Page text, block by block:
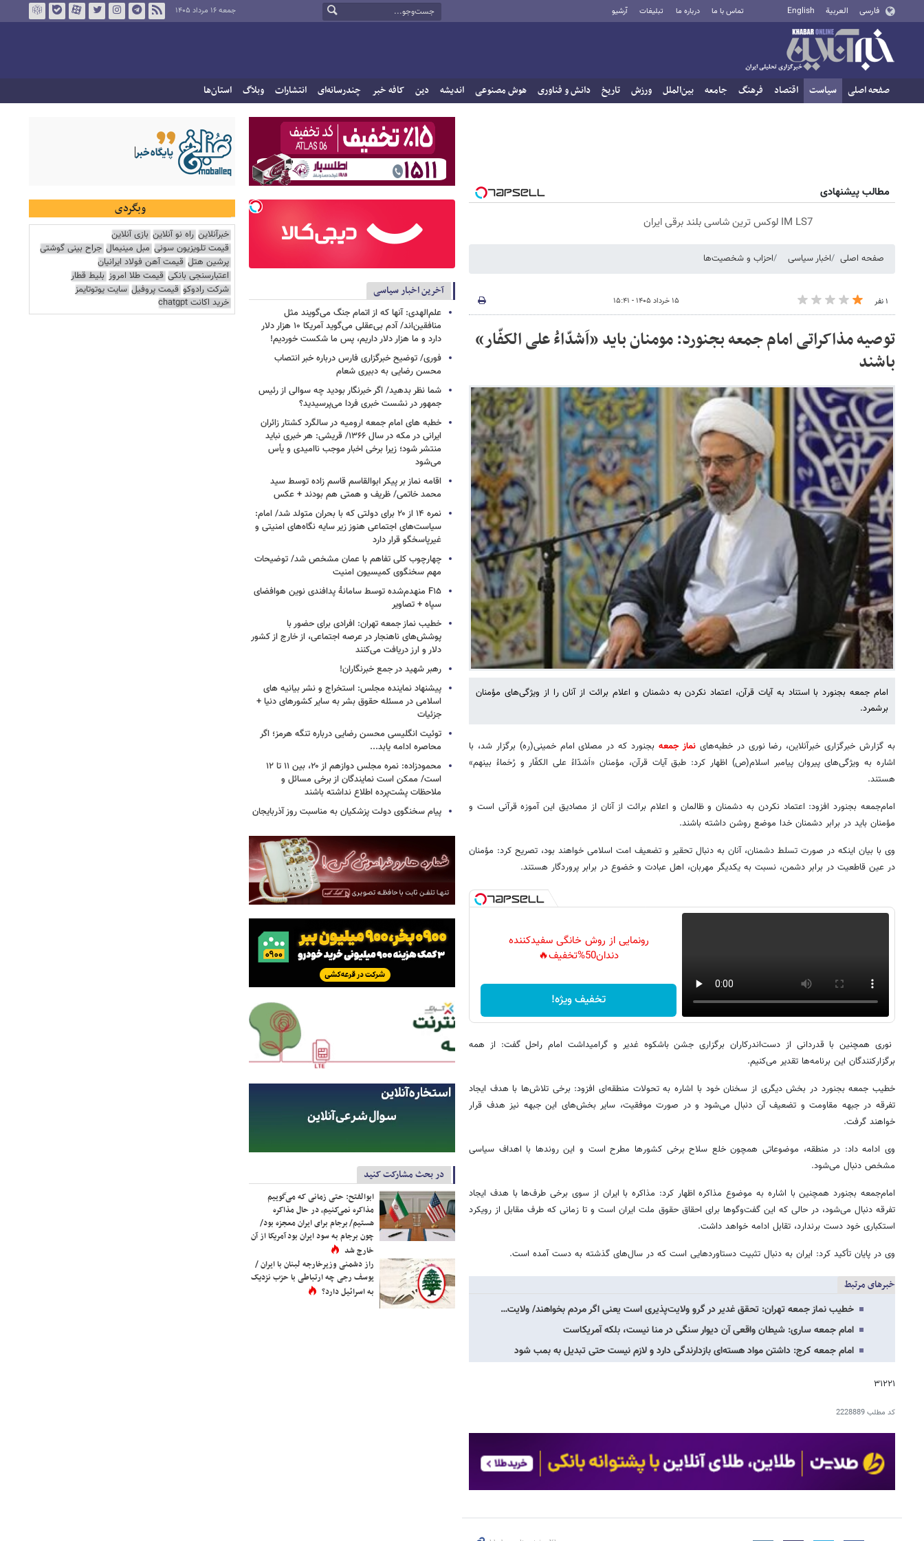
فارسی العربية English تماس با ما درباره ما تبلیغات آرشیو جمعه ۱۶ مرداد ۱۴۰۵
صفحه اصلی سیاست اقتصاد فرهنگ جامعه بین‌الملل ورزش تاریخ دانش و فناوری هوش مصنوعی اندیشه دین کافه خبر چندرسانه‌ای انتشارات وبلاگ استان‌ها
مطالب پیشنهادی
IM LS7 لوکس ترین شاسی بلند برقی ایران
صفحه اصلی اخبار سیاسی احزاب و شخصیت‌ها
۱ نفر ۱۵ خرداد ۱۴۰۵ - ۱۵:۴۱
توصیه مذاکراتی امام جمعه بجنورد: مومنان باید «اَشدّاءُ علی الکفّار»
باشند
امام جمعه بجنورد با استناد به آیات قرآن، اعتماد نکردن به دشمنان و اعلام برائت از آنان را از ویژگی‌های مؤمنان
برشمرد.
به گزارش خبرگزاری خبرآنلاین، رضا نوری در خطبه‌هاینماز جمعه بجنورد که در مصلای امام خمینی(ره) برگزار شد، با
اشاره به ویژگی‌های پیروان پیامبر اسلام(ص) اظهار کرد: طبق آیات قرآن، مؤمنان «اَشدّاءُ علی الکفّار و رُحَماءُ بینهم»
هستند.
امام‌جمعه بجنورد افزود: اعتماد نکردن به دشمنان و ظالمان و اعلام برائت از آنان از مصادیق این آموزه قرآنی است و
مؤمنان باید در برابر دشمنان خدا موضع روشن داشته باشند.
وی با بیان اینکه در صورت تسلط دشمنان، آنان به دنبال تحقیر و تضعیف امت اسلامی خواهند بود، تصریح کرد: مؤمنان
در عین قاطعیت در برابر دشمن، نسبت به یکدیگر مهربان، اهل عبادت و خضوع در برابر پروردگار هستند.
رونمایی از روش خانگی سفیدکننده
دندان50%تخفیف🔥
تخفیف ویژه!
نوری همچنین با قدردانی از دست‌اندرکاران برگزاری جشن باشکوه غدیر و گرامیداشت امام راحل گفت: از همه
برگزارکنندگان این برنامه‌ها تقدیر می‌کنیم.
خطیب جمعه بجنورد در بخش دیگری از سخنان خود با اشاره به تحولات منطقه‌ای افزود: برخی تلاش‌ها با هدف ایجاد
تفرقه در جبهه مقاومت و تضعیف آن دنبال می‌شود و در صورت موفقیت، سایر بخش‌های این جبهه نیز هدف قرار
خواهند گرفت.
وی ادامه داد: در منطقه، موضوعاتی همچون خلع سلاح برخی کشورها مطرح است و این روندها با اهداف سیاسی
مشخص دنبال می‌شود.
امام‌جمعه بجنورد همچنین با اشاره به موضوع مذاکره اظهار کرد: مذاکره با ایران از سوی برخی طرف‌ها با هدف ایجاد
تفرقه دنبال می‌شود، در حالی که این گفت‌وگوها برای احقاق حقوق ملت ایران است و تا زمانی که طرف مقابل از رویکرد
استکباری خود دست برندارد، تقابل ادامه خواهد داشت.
وی در پایان تأکید کرد: ایران به دنبال تثبیت دستاوردهایی است که در سال‌های گذشته به دست آمده است.
خبرهای مرتبط
خطیب نماز جمعه تهران: تحقق غدیر در گرو ولایت‌پذیری است یعنی اگر مردم بخواهند/ ولایت…
امام جمعه ساری: شیطان واقعی آن دیوار سنگی در منا نیست، بلکه آمریکاست
امام جمعه کرج: داشتن مواد هسته‌ای بازدارندگی دارد و لازم نیست حتی تبدیل به بمب شود
۳۱۲۲۱
کد مطلب2228889
آخرین اخبار سیاسی
علم‌الهدی: آنها که از اتمام جنگ می‌گویند مثل
منافقین‌اند/ آدم بی‌عقلی می‌گوید آمریکا ۱۰ هزار دلار
دارد و ما هزار دلار داریم، پس ما شکست خوردیم!
فوری/ توضیح خبرگزاری فارس درباره خبر انتصاب
محسن رضایی به دبیری شعام
شما نظر بدهید/ اگر خبرنگار بودید چه سوالی از رئیس
جمهور در نشست خبری فردا می‌پرسیدید؟
خطبه های امام جمعه ارومیه در سالگرد کشتار زائران
ایرانی در مکه در سال ۱۳۶۶/ قریشی: هر خبری نباید
منتشر شود؛ زیرا برخی اخبار موجب ناامیدی و یأس
می‌شود
اقامه نماز بر پیکر ابوالقاسم قاسم زاده توسط سید
محمد خاتمی/ ظریف و همتی هم بودند + عکس
نمره ۱۴ از ۲۰ برای دولتی که با بحران متولد شد/ امام:
سیاست‌های اجتماعی هنوز زیر سایه نگاه‌های امنیتی و
غیرپاسخگو قرار دارد
چهارچوب کلی تفاهم با عمان مشخص شد/ توضیحات
مهم سخنگوی کمیسیون امنیت
F۱۵ منهدم‌شده توسط سامانۀ پدافندی نوین هوافضای
سپاه + تصاویر
خطیب نماز جمعه تهران: افرادی برای حضور با
پوشش‌های ناهنجار در عرصه اجتماعی، از خارج از کشور
دلار و ارز دریافت می‌کنند
رهبر شهید در جمع خبرنگاران!
پیشنهاد نماینده مجلس: استخراج و نشر بیانیه های
اسلامی در مسئله حقوق بشر به سایر کشورهای دنیا +
جزئیات
توئیت انگلیسی محسن رضایی درباره تنگه هرمز؛ اگر
محاصره ادامه یابد...
محمودزاده: نمره مجلس دوازهم از ۲۰، بین ۱۱ تا ۱۲
است/ ممکن است نمایندگان از برخی مسائل و
ملاحظات پشت‌پرده اطلاع نداشته باشند
پیام سخنگوی دولت پزشکیان به مناسبت روز آذربایجان
در بحث مشارکت کنید
ابوالفتح: حتی زمانی که می‌گوییم
مذاکره نمی‌کنیم، در حال مذاکره
هستیم/ برجام برای ایران معجزه بود/
چون برجام به سود ایران بود آمریکا از آن
خارج شد
راز دشمنی وزیرخارجه لبنان با ایران /
یوسف رجی چه ارتباطی با حزب نزدیک
به اسرائیل دارد؟
وبگردی
خبرآنلاین راه نو آنلاین بازی آنلاین
قیمت تلویزیون سونی مبل مینیمال جراح بینی گوشتی
پرشین هتل قیمت آهن فولاد ایرانیان
اعتبارسنجی بانکی قیمت طلا امروز بلیط قطار
شرکت رادوکو قیمت پروفیل سایت یوتوتایمز
خرید اکانت chatgpt